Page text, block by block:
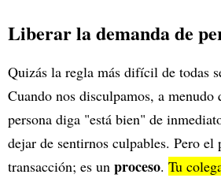
Liberar la demanda de
Quizás la regla más difícil de todas
Cuando nos disculpamos, a menudo
persona diga "está bien" de
dejar de sentirnos culpables. Pero el
transacción; es un proceso. Tu